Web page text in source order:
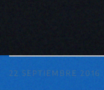
22 SEPTIEMBRE 2016